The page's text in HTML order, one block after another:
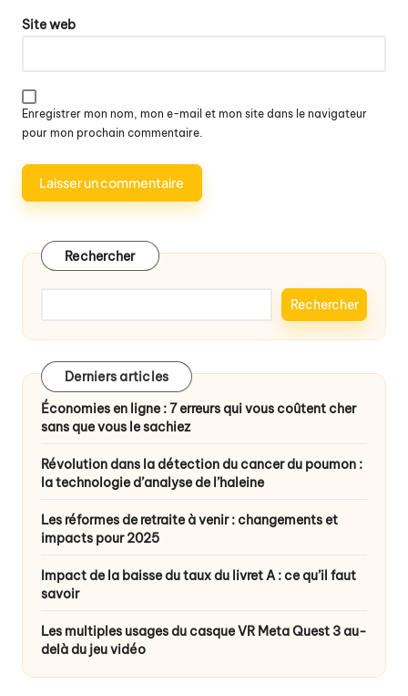
Site web
Enregistrer mon nom, mon e-mail et mon site dans le navigateur
pour mon prochain commentaire.
Rechercher
Rechercher
Derniers articles
Économies en ligne : 7 erreurs qui vous coûtent cher
sans que vous le sachiez
Révolution dans la détection du cancer du poumon :
la technologie d’analyse de l’haleine
Les réformes de retraite à venir : changements et
impacts pour 2025
Impact de la baisse du taux du livret A : ce qu’il faut
savoir
Les multiples usages du casque VR Meta Quest 3 au-
delà du jeu vidéo